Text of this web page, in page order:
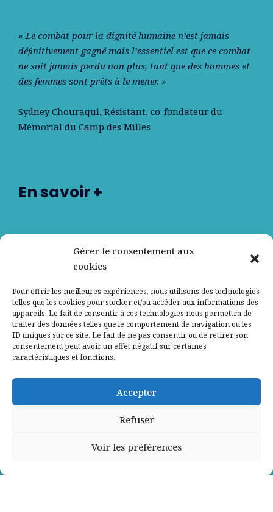
Gérer le consentement aux
cookies
Pour offrir les meilleures expériences, nous utilisons des technologies
telles que les cookies pour stocker et/ou accéder aux informations des
appareils. Le fait de consentir à ces technologies nous permettra de
traiter des données telles que le comportement de navigation ou les
ID uniques sur ce site. Le fait de ne pas consentir ou de retirer son
consentement peut avoir un effet négatif sur certaines
caractéristiques et fonctions.
Accepter
Refuser
Voir les préférences
« Le combat pour la dignité humaine n’est jamais
déﬁnitivement gagné mais l’essentiel est que ce combat
ne soit jamais perdu non plus, tant que des hommes et
des femmes sont prêts à le mener. »
Sydney Chouraqui, Résistant, co-fondateur du
Mémorial du Camp des Milles
En savoir +
Contactez-nous
Mentions légales